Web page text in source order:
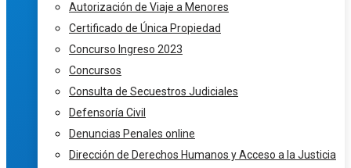
Autorización de Viaje a Menores
Certificado de Única Propiedad
Concurso Ingreso 2023
Concursos
Consulta de Secuestros Judiciales
Defensoría Civil
Denuncias Penales online
Dirección de Derechos Humanos y Acceso a la Justicia